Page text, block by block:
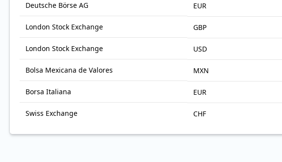
Deutsche Börse AG EUR
London Stock Exchange GBP
London Stock Exchange USD
Bolsa Mexicana de Valores MXN
Borsa Italiana EUR
Swiss Exchange CHF